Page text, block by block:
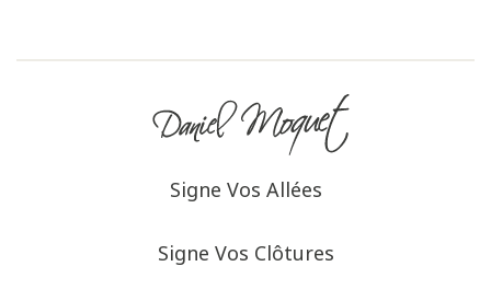
Signe Vos Allées
Signe Vos Clôtures